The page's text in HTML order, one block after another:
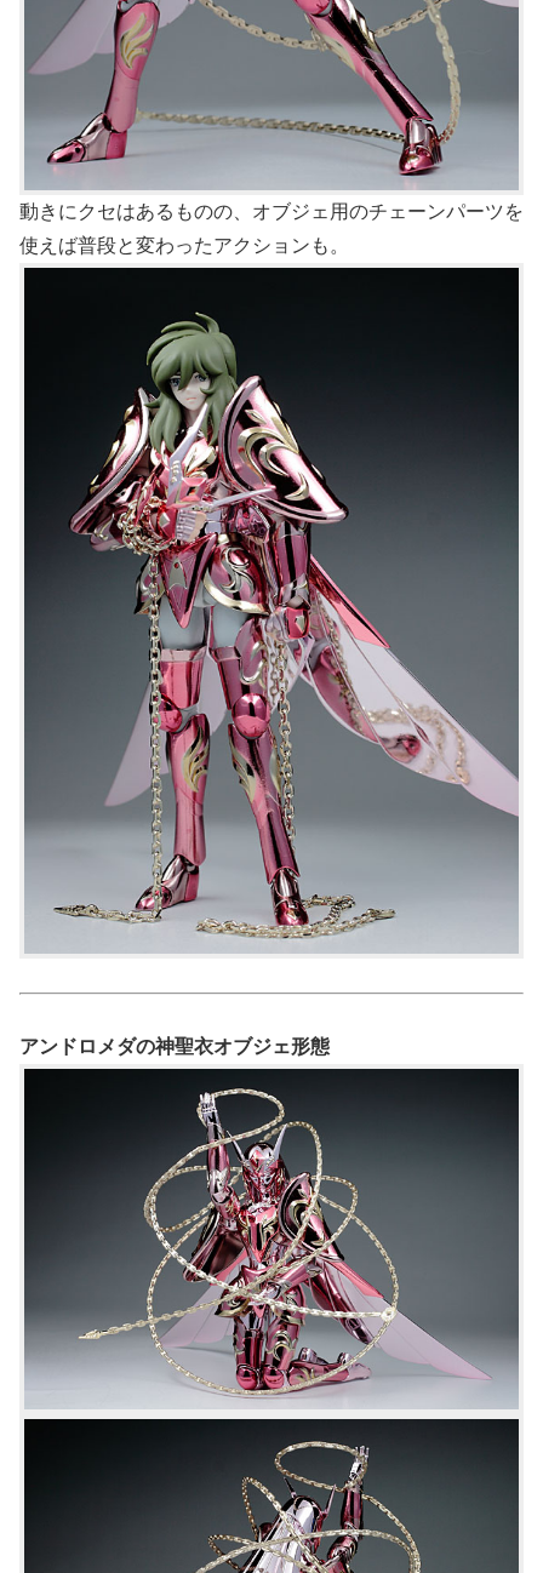
動きにクセはあるものの、オブジェ用のチェーンパーツを
使えば普段と変わったアクションも。
アンドロメダの神聖衣オブジェ形態